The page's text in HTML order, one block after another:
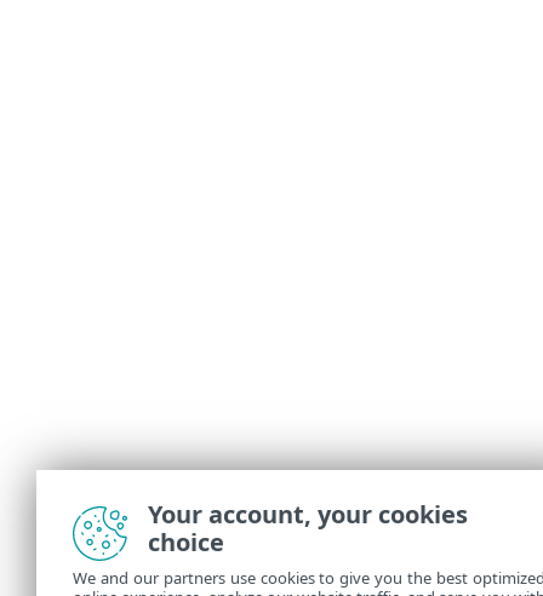
Your account, your cookies
choice
We and our partners use cookies to give you the best